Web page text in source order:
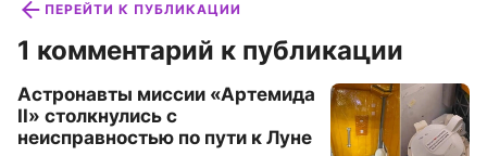
ПЕРЕЙТИ К ПУБЛИКАЦИИ
1 комментарий к публикации
Астронавты миссии «Артемида
II» столкнулись с
неисправностью по пути к Луне